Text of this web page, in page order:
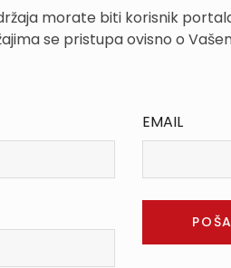
morate biti korisnik
se pristupa ovisno o
EMAIL